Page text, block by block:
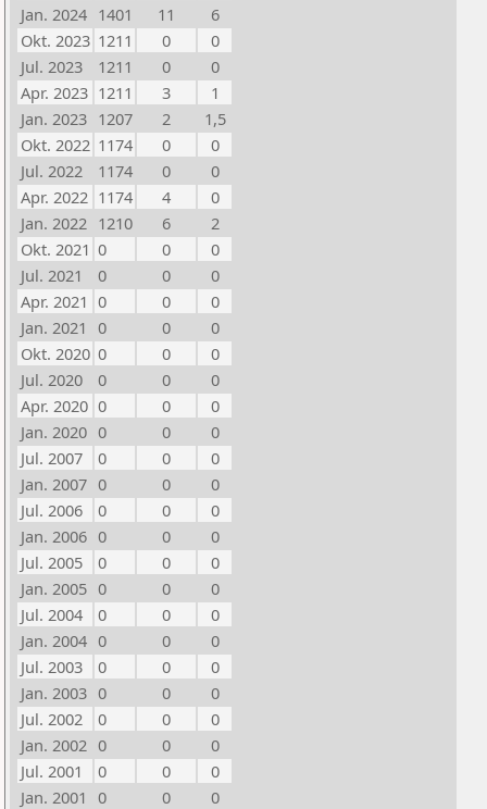
Jan. 2024 1401 11
6
Okt. 2023 1211 0
0
Jul. 2023
1211 0
0
Apr. 2023 1211 3
1
Jan. 2023 1207 2
1,5
Okt. 2022 1174 0
0
Jul. 2022
1174 0
0
Apr. 2022 1174 4
0
Jan. 2022 1210 6
2
Okt. 2021 0 0
0
Jul. 2021
0 0
0
Apr. 2021 0 0
0
Jan. 2021 0 0
0
Okt. 2020 0 0
0
Jul. 2020
0 0
0
Apr. 2020 0 0
0
Jan. 2020 0 0
0
Jul. 2007
0 0
0
Jan. 2007 0 0
0
Jul. 2006
0 0
0
Jan. 2006 0 0
0
Jul. 2005
0 0
0
Jan. 2005 0 0
0
Jul. 2004
0 0
0
Jan. 2004 0 0
0
Jul. 2003
0 0
0
Jan. 2003 0 0
0
Jul. 2002
0 0
0
Jan. 2002 0 0
0
Jul. 2001
0 0
0
Jan. 2001 0 0
0